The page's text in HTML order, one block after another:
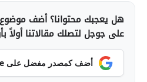
هل يعجبك محتوانا؟ أضف
على جوجل لتصلك مقالاتنا أولاً
أضف كمصدر مفضل على Google